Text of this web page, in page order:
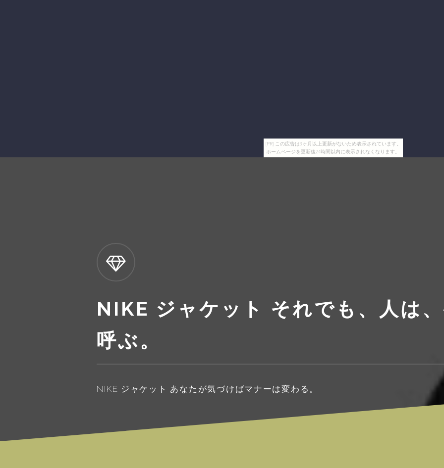
[PR] この広告は3ヶ月以上更新がないため表示されています。
ホームページを更新後24時間以内に表示されなくなります。
NIKE ジャケット それでも、人は
呼ぶ。
NIKE ジャケット あなたが気づけばマナーは変わる。